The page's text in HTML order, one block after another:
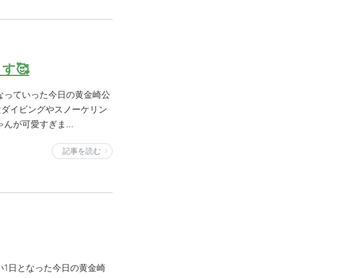
🥰
ていった今日の黄金崎公
イビングやスノーケリン
んが可愛すぎま…
記事を読む
日となった今日の黄金崎